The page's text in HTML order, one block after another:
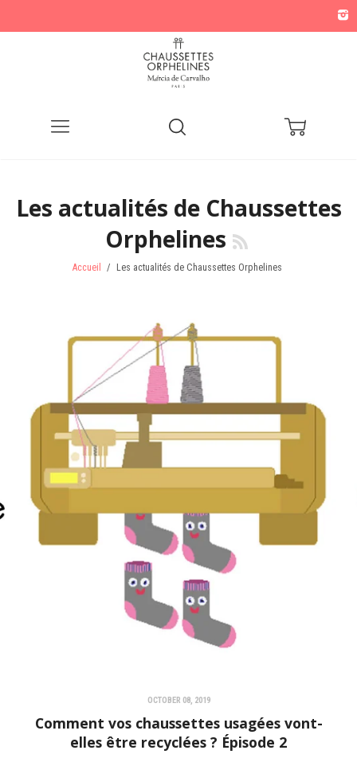
Les actualités de Chaussettes
Orphelines
Accueil / Les actualités de Chaussettes Orphelines
OCTOBER 08, 2019
Comment vos chaussettes usagées vont-
elles être recyclées ? Épisode 2